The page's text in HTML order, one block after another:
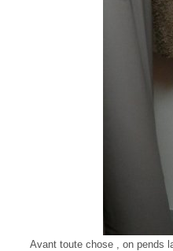
Avant toute chose , on pends